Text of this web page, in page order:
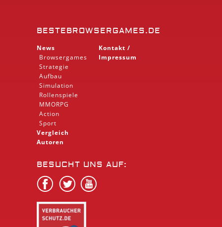
BESTEBROWSERGAMES.DE
News
Browsergames
Strategie
Aufbau
Simulation
Rollenspiele
MMORPG
Action
Sport
Vergleich
Autoren
Kontakt /
Impressum
BESUCHT UNS AUF: